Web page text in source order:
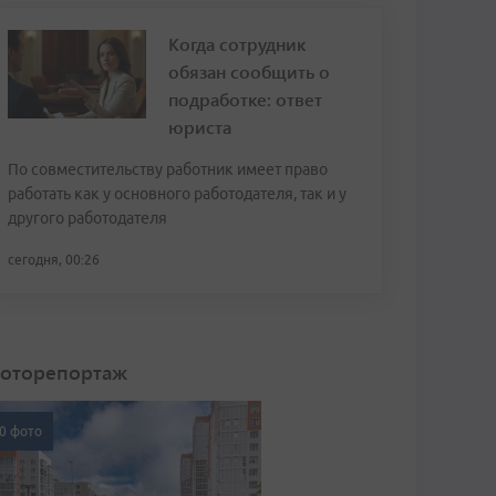
Когда сотрудник
обязан сообщить о
подработке: ответ
юриста
По совместительству работник имеет право
работать как у основного работодателя, так и у
другого работодателя
сегодня, 00:26
фото